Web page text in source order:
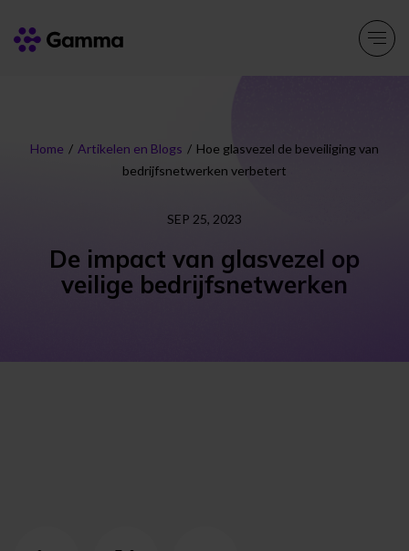
Resources
Home / Artikelen en Blogs / Hoe glasvezel de beveiliging van
bedrijfsnetwerken verbetert
SEP 25, 2023
De impact van glasvezel op
veilige bedrijfsnetwerken